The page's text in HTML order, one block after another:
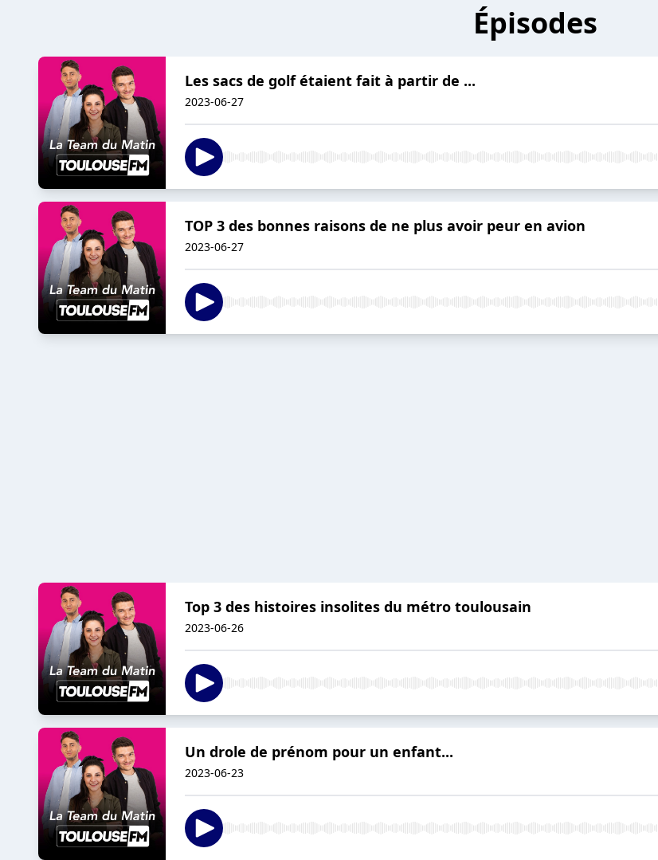
Épisodes
Les sacs de golf étaient fait à partir de ...
2023-06-27
TOP 3 des bonnes raisons de ne plus avoir peur en avion
2023-06-27
Top 3 des histoires insolites du métro toulousain
2023-06-26
Un drole de prénom pour un enfant...
2023-06-23